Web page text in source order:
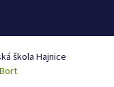
škola Hajnice
Bort